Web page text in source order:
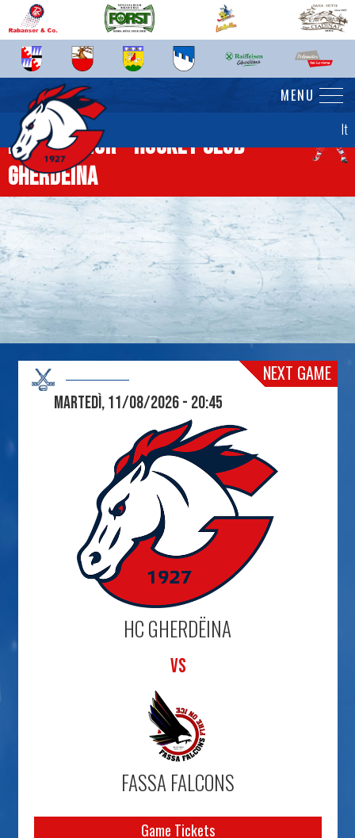
It
MENU
News junior - Hockey Club
Gherdëina
NEXT GAME
Martedì, 11/08/2026 - 20:45
HC GHERDËINA
VS
FASSA FALCONS
Game Tickets